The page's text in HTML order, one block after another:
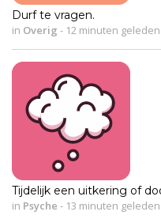
Durf te vragen.
in Overig - 12 minuten geleden
Tijdelijk een uitkering of
in Psyche - 13 minuten geleden